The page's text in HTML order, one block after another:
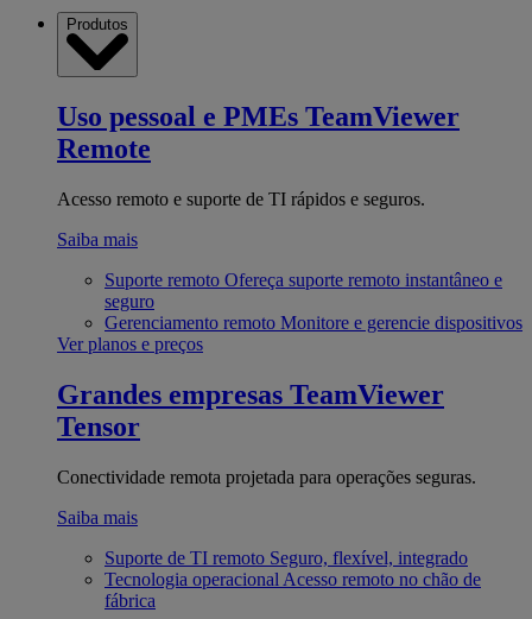
Produtos
Uso pessoal e PMEs TeamViewer
Remote
Acesso remoto e suporte de TI rápidos e seguros.
Saiba mais
Suporte remoto Ofereça suporte remoto instantâneo e
seguro
Gerenciamento remoto Monitore e gerencie dispositivos
Ver planos e preços
Grandes empresas TeamViewer
Tensor
Conectividade remota projetada para operações seguras.
Saiba mais
Suporte de TI remoto Seguro, flexível, integrado
Tecnologia operacional Acesso remoto no chão de
fábrica